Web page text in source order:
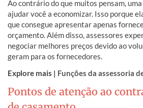
Ao contrário do que muitos pensam,
ajudar você a economizar. Isso porque
que consegue apresentar apenas
orçamento. Além disso, assessores
negociar melhores preços devido ao
geram para os fornecedores.
Explore mais | Funções da assessoria
Pontos de atenção ao